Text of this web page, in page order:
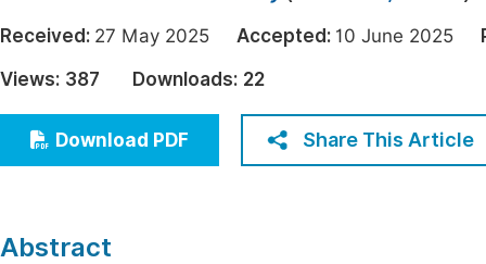
Education
Economics & Management
Humanities & Social Sciences
Multidisciplinary
Join
Received: 27 May 2025 Accepted: 10 June 2025
Views: 387 Downloads: 22
Download PDF Share This Article
Abstract